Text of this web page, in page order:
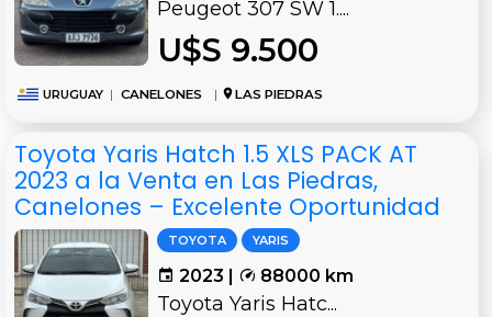
Peugeot 307 SW 1....
U$S 9.500
URUGUAY | CANELONES | LAS PIEDRAS
Toyota Yaris Hatch 1.5 XLS PACK AT
2023 a la Venta en Las Piedras,
Canelones – Excelente Oportunidad
TOYOTA YARIS
2023 | 88000 km
Toyota Yaris Hatc...